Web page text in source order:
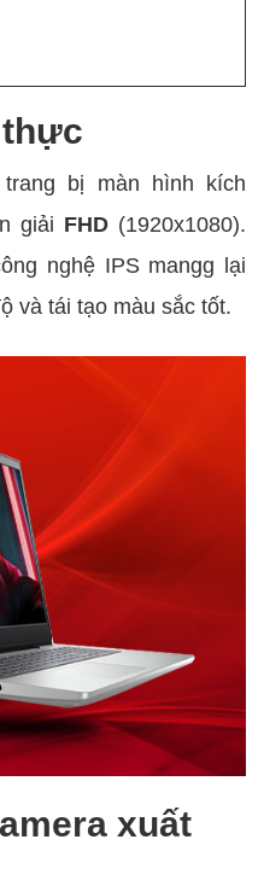
thực
bị màn hình kích
giải FHD (1920x1080).
nghệ IPS mangg lại
và tái tạo màu sắc tốt.
xuất